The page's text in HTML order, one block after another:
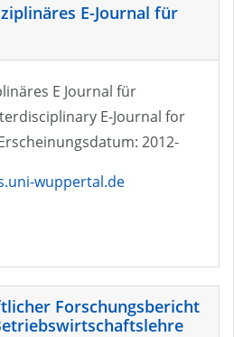
E-Journal für
E Journal für
E-Journal for
2012-
wuppertal.de
Forschungsbericht